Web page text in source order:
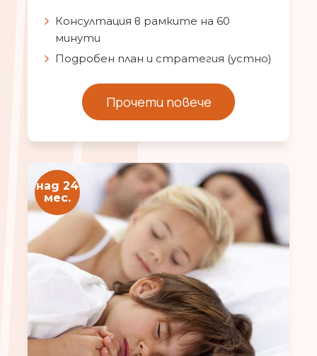
Консултация в рамките на 60
минути
Подробен план и стратегия (устно)
Прочети повече
над 24
мес.